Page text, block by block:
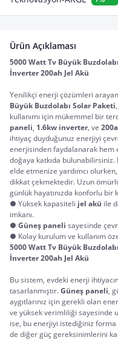
Ürün Açıklaması
5000 Watt Tv Büyük
İnverter 200ah Jel Akü
Yenilikçi enerji çözümleri
Büyük Buzdolabı Solar Paketi
kullanımı için mükemmel bir
paneli, 1.6kw inverter, ve
ihtiyaç duyduğunuz enerjiyi
enerjisinden faydalanarak hem
doğaya katkıda
elde etmenize yardımcı
dikkat çekmektedir. Uzun
● Yüksek kapasiteli jel akü ile
imkanı.
● Güneş paneli sayesinde
● Kolay kurulum ve kullanım
5000 Watt Tv Büyük
İnverter 200ah Jel Akü
Bu sistem, evdeki enerji
tasarlanmıştır. Güneş paneli,
aygıtlarınız için gerekli olan
ve yüksek verimliliği sayesinde
ise, bu enerjiyi istediğiniz forma
de diğer güç gereksinimlerini